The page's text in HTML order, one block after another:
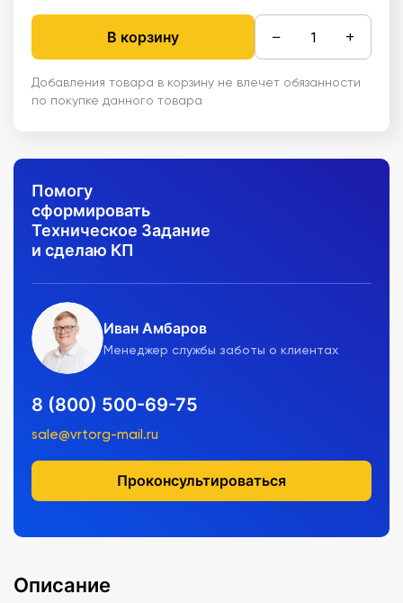
В корзину − +
Добавления товара в корзину не влечет обязанности
по покупке данного товара
Помогу
сформировать
Техническое Задание
и сделаю КП
Иван Амбаров
Менеджер службы заботы о клиентах
8 (800) 500-69-75
sale@vrtorg-mail.ru
Проконсультироваться
Описание